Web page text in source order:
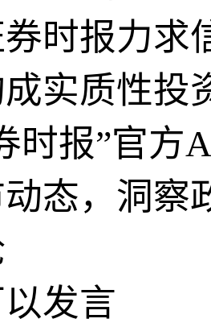
时报力求
实质性投
时报”官方
态，洞察
发言